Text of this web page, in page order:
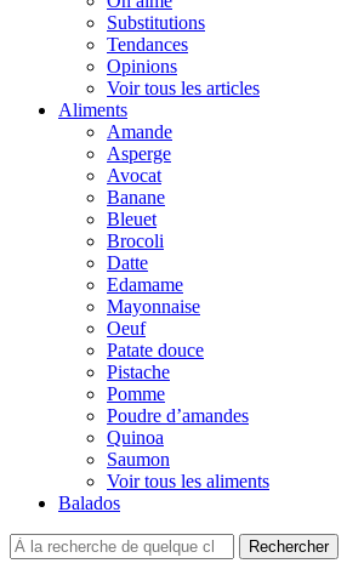
Substitutions
Tendances
Opinions
Voir tous les articles
Aliments
Amande
Asperge
Avocat
Banane
Bleuet
Brocoli
Datte
Edamame
Mayonnaise
Oeuf
Patate douce
Pistache
Pomme
Poudre d’amandes
Quinoa
Saumon
Voir tous les aliments
Balados